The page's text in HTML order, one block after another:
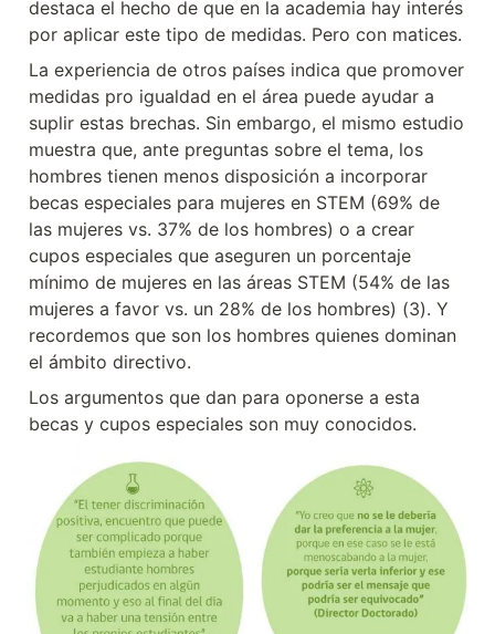
destaca el hecho de que en la academia hay interés
por aplicar este tipo de medidas. Pero con matices.
La experiencia de otros países indica que promover
medidas pro igualdad en el área puede ayudar a
suplir estas brechas. Sin embargo, el mismo estudio
muestra que, ante preguntas sobre el tema, los
hombres tienen menos disposición a incorporar
becas especiales para mujeres en STEM (69% de
las mujeres vs. 37% de los hombres) o a crear
cupos especiales que aseguren un porcentaje
mínimo de mujeres en las áreas STEM (54% de las
mujeres a favor vs. un 28% de los hombres) (3). Y
recordemos que son los hombres quienes dominan
el ámbito directivo.
Los argumentos que dan para oponerse a esta
becas y cupos especiales son muy conocidos.